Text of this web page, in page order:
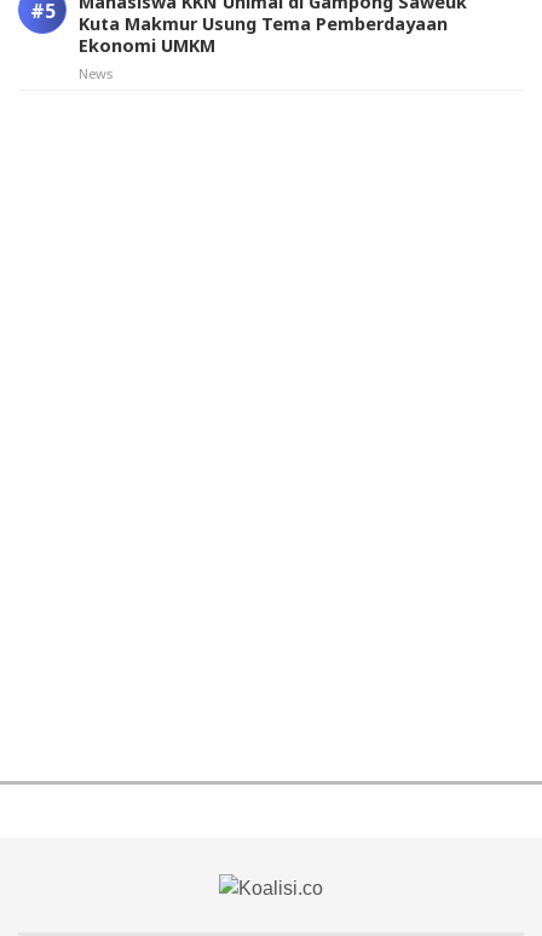
Kuta Makmur Usung Tema Pemberdayaan
Ekonomi UMKM
News